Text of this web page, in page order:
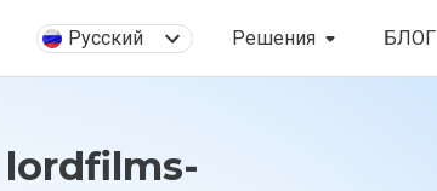
Русский Решения БЛОГ
lordfilms-